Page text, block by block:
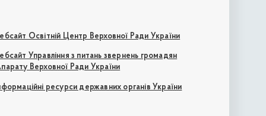
Освітній Центр Верховної Ради України
Управління з питань звернень громадян
Верховної Ради України
ресурси державних органів України